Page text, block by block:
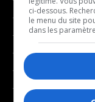
- Communauté /
- Culture
- Économie
- Éducation
- Environnement
ci-dessous.
le menu du site
dans les